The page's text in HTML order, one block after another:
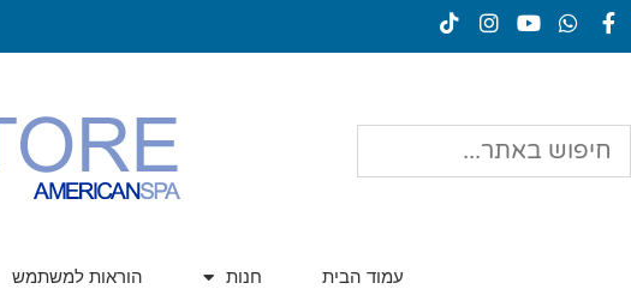
עמוד הבית חנות הוראות למשתמש